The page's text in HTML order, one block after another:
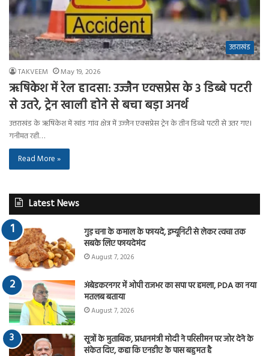
उत्तराखंड
TAKVEEM May 19, 2026
ऋषिकेश में रेल हादसा: उज्जैन एक्सप्रेस के 3 डिब्बे पटरी
से उतरे, ट्रेन खाली होने से बचा बड़ा अनर्थ
उत्तराखंड के ऋषिकेश में खांड गांव क्षेत्र में उज्जैन एक्सप्रेस ट्रेन के तीन डिब्बे पटरी से उतर गए।
गनीमत रही…
Read More »
Latest News
गुड़ चना के कमाल के फायदे, इम्यूनिटी से लेकर त्वचा तक
सबके लिए फायदेमंद
August 7, 2026
अंबेडकरनगर में ओपी राजभर का सपा पर हमला, PDA का नया
मतलब बताया
August 7, 2026
सूत्रों के मुताबिक, प्रधानमंत्री मोदी ने परिसीमन पर जोर देने के
संकेत दिए, कहा कि एनडीए के पास बहुमत है